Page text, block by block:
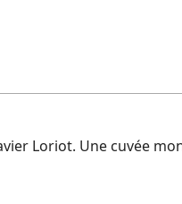
Loriot. Une cuvée